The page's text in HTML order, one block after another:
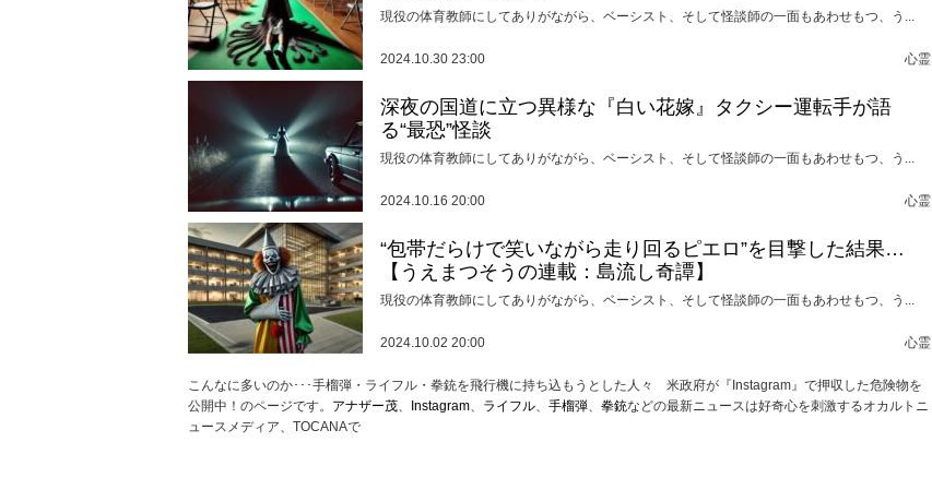
現役の体育教師にしてありがながら、ベーシスト、そして怪談師の一面もあわせもつ、う...
2024.10.30 23:00 心霊
深夜の国道に立つ異様な『白い花嫁』タクシー運転手が語
る“最恐”怪談
現役の体育教師にしてありがながら、ベーシスト、そして怪談師の一面もあわせもつ、う...
2024.10.16 20:00 心霊
“包帯だらけで笑いながら走り回るピエロ”を目撃した結果…
【うえまつそうの連載：島流し奇譚】
現役の体育教師にしてありがながら、ベーシスト、そして怪談師の一面もあわせもつ、う...
2024.10.02 20:00 心霊
こんなに多いのか･･･手榴弾・ライフル・拳銃を飛行機に持ち込もうとした人々 米政府が『Instagram』で押収した危険物を
公開中！のページです。 アナザー茂 Instagram ライフル 手榴弾 拳銃などの最新ニュースは好奇心を刺激するオカルトニ
ュースメディア、TOCANAで